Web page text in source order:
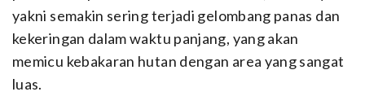
yakni semakin sering terjadi gelombang panas dan
kekeringan dalam waktu panjang, yang akan
memicu kebakaran hutan dengan area yang sangat
luas.